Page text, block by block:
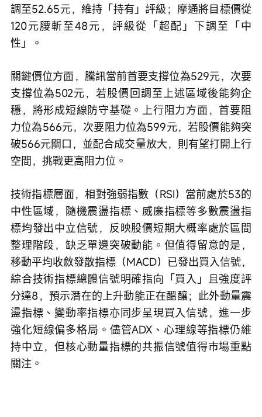
調至52.65元，維持「持有」評級；摩通將目標價從
120元腰斬至48元，評級從「超配」下調至「中
性」。
關鍵價位方面，騰訊當前首要支撐位為529元，次要
支撐位為502元，若股價回調至上述區域後能夠企
穩，將形成短線防守基礎。上行阻力方面，首要阻
力位為566元，次要阻力位為599元，若股價能夠突
破566元關口，並配合成交量放大，則有望打開上行
空間，挑戰更高阻力位。
技術指標層面，相對強弱指數（RSI）當前處於53的
中性區域，隨機震盪指標、威廉指標等多數震盪指
標均發出中立信號，反映股價短期大概率處於區間
整理階段，缺乏單邊突破動能。但值得留意的是，
移動平均收斂發散指標（MACD）已發出買入信號，
綜合技術指標總體信號明確指向「買入」且強度評
分達8，預示潛在的上升動能正在醞釀；此外動量震
盪指標、變動率指標亦同步呈現買入信號，進一步
強化短線偏多格局。儘管ADX、心理線等指標仍維
持中立，但核心動量指標的共振信號值得市場重點
關注。